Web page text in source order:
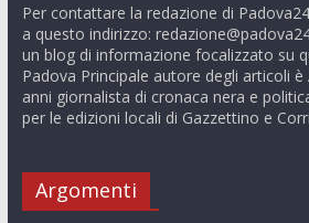
Per contattare la redazione di
a questo indirizzo:
un blog di informazione focalizzato su
Padova Principale autore degli articoli
anni giornalista di cronaca nera e
per le edizioni locali di Gazzettino e
Argomenti